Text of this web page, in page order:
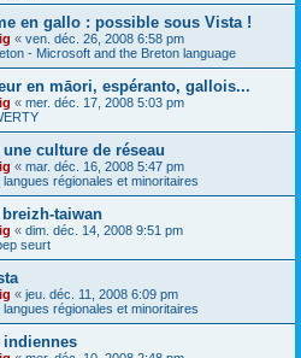
en gallo : possible sous Vista !
« ven. déc. 26, 2008 6:58 pm
- Microsoft and the Breton language
en māori, espéranto, gallois...
« mer. déc. 17, 2008 5:03 pm
culture de réseau
« mar. déc. 16, 2008 5:47 pm
langues régionales et minoritaires
taiwan
« dim. déc. 14, 2008 9:51 pm
seurt
« jeu. déc. 11, 2008 6:09 pm
langues régionales et minoritaires